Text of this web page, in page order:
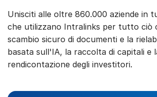
Unisciti alle oltre 860.000 aziende in
che utilizzano Intralinks per tutto ciò
scambio sicuro di documenti e la
basata sull'IA, la raccolta di capitali e
rendicontazione degli investitori.